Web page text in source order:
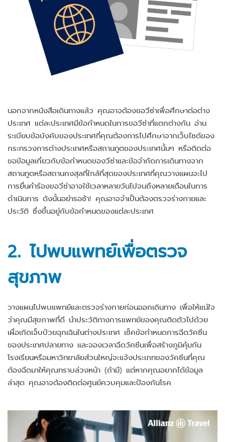
นอกจากหนังสือเดินทางแล้ว คุณอาจต้องขอวีซ่าเพื่อศึกษาต่อต่าง
ประเทศ แต่ละประเทศมีข้อกำหนดในการขอวีซ่าที่แตกต่างกัน อ่าน
ระเบียบข้อบังคับของประเทศที่คุณต้องการไปศึกษาจากเว็บไซต์ของ
กระทรวงการต่างประเทศหรือสถานทูตของประเทศนั้นๆ หรือติดต่อ
ขอข้อมูลเกี่ยวกับข้อกำหนดของวีซ่าและข้อจำกัดการเดินทางจาก
สถานทูตหรือสถานกงสุลที่ใกล้ที่สุดของประเทศที่คุณวางแผนจะไป
การยื่นคำร้องขอวีซ่าอาจใช้เวลาหลายวันไปจนถึงหลายเดือนในการ
ดำเนินการ ดังนั้นอย่ารอช้า! คุณอาจจำเป็นต้องตรวจร่างกายและ
ประวัติ ซึ่งขึ้นอยู่กับข้อกำหนดของแต่ละประเทศ
2. ไปพบแพทย์เพื่อตรวจ
สุขภาพ
วางแผนไปพบแพทย์และตรวจร่างกายก่อนออกเดินทาง เพื่อให้แน่ใจ
ว่าคุณมีสุขภาพที่ดี นำประวัติทางการแพทย์ของคุณติดตัวไปด้วย
เผื่อเกิดเจ็บป่วยฉุกเฉินในต่างประเทศ เช็คข้อกำหนดการฉีดวัคซีน
ของประเทศปลายทาง และจองเวลาฉีดวัคซีนเพื่อสร้างภูมิคุ้มกัน
โรงเรียนหรือมหาวิทยาลัยส่วนใหญ่จะแจ้งประเภทของวัคซีนที่คุณ
ต้องฉีดมาให้คุณทราบล่วงหน้า (ถ้ามี) แต่หากคุณอยากได้ข้อมูล
ล่าสุด คุณอาจต้องติดต่อศูนย์ควบคุมและป้องกันโรค